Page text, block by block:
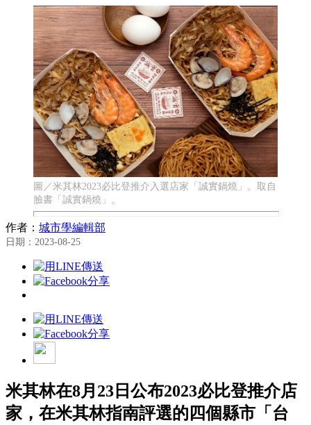
圖／米其林2023必比登推介入選店家「誠實鍋燒」。取自
臉書「誠實鍋燒」。
作者： 城市學編輯部
日期：2023-08-25
米其林在8月23日公布2023必比登推介店
家，在米其林指南評選的四個縣市「台